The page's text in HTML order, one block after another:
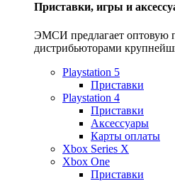
Приставки, игры и
ЭМСИ предлагает оптовую
дистрибьюторами
Playstation 5
Приставки
Playstation 4
Приставки
Аксессуары
Карты оплаты
Xbox Series X
Xbox One
Приставки